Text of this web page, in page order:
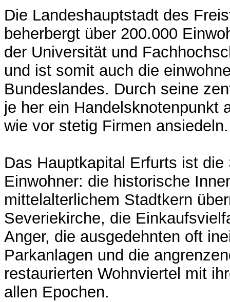
Die Landeshauptstadt des
beherbergt über 200.000
der Universität und
und ist somit auch die
Bundeslandes. Durch seine
je her ein Handelsknotenpunkt
wie vor stetig Firmen ansiedeln.
Das Hauptkapital Erfurts ist
Einwohner: die historische
mittelalterlichem Stadtkern
Severiekirche, die
Anger, die ausgedehnten oft
Parkanlagen und die
restaurierten Wohnviertel mit
allen Epochen.